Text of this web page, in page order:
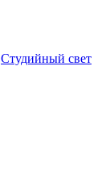
Студийный свет